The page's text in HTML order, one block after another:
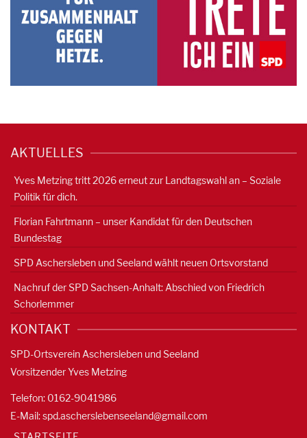
AKTUELLES
Yves Metzing tritt 2026 erneut zur Landtagswahl an – Soziale
Politik für dich.
Florian Fahrtmann – unser Kandidat für den Deutschen
Bundestag
SPD Aschersleben und Seeland wählt neuen Ortsvorstand
Nachruf der SPD Sachsen-Anhalt: Abschied von Friedrich
Schorlemmer
KONTAKT
SPD-Ortsverein Aschersleben und Seeland
Vorsitzender Yves Metzing
Telefon: 0162-9041986
E-Mail:spd.ascherslebenseeland@gmail.com